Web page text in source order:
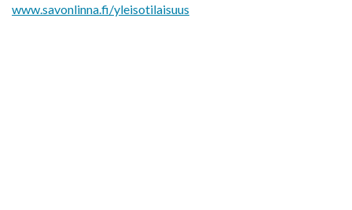
www.savonlinna.fi/yleisotilaisuus